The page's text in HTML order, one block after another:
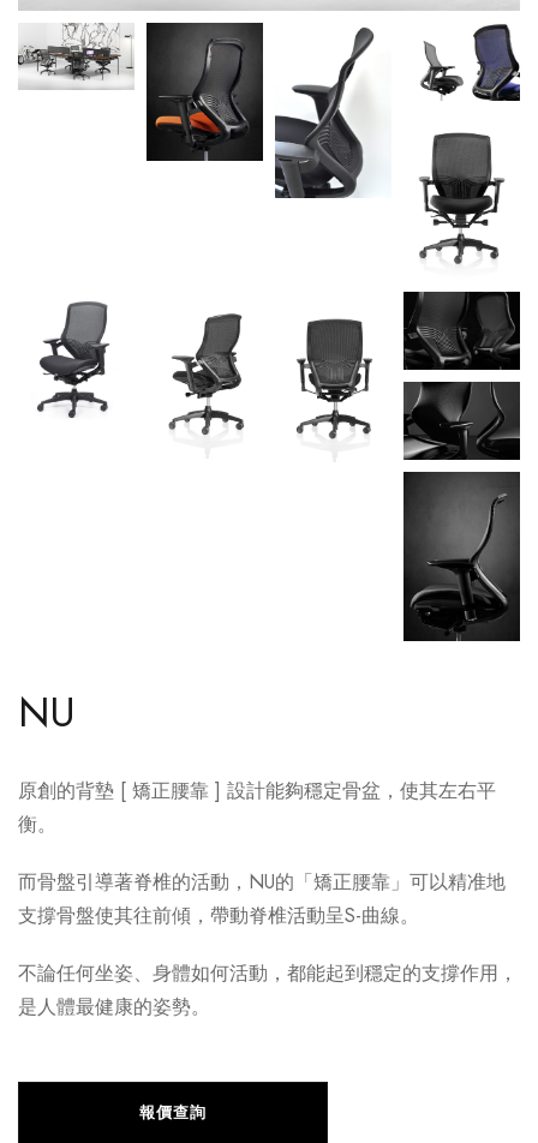
NU
原創的背墊 [ 矯正腰靠 ] 設計能夠穩定骨盆，使其左右平
衡。
而骨盤引導著脊椎的活動，NU的「矯正腰靠」可以精准地
支撐骨盤使其往前傾，帶動脊椎活動呈S-曲線。
不論任何坐姿、身體如何活動，都能起到穩定的支撐作用，
是人體最健康的姿勢。
報價查詢